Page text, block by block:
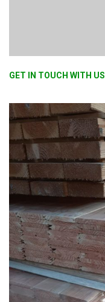
GET IN TOUCH WITH US